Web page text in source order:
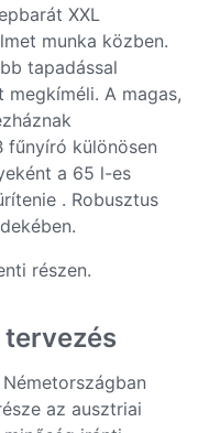
XXL
munka közben.
tapadással
A magas,
fűnyíró különösen
a 65 l-es
. Robusztus
részen.
az ausztriai